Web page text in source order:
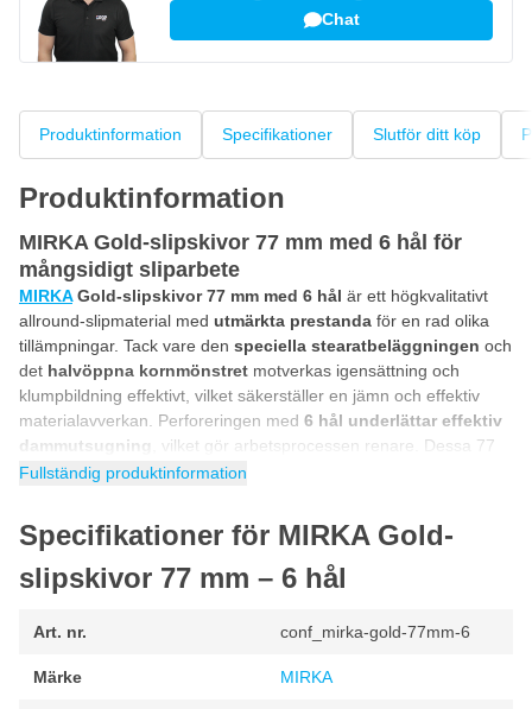
Chat
Produktinformation Specifikationer Slutför ditt köp
Produktinformation
MIRKA Gold-slipskivor 77 mm med 6 hål för
mångsidigt sliparbete
MIRKAGold-slipskivor 77 mm med 6 hål är ett högkvalitativt
allround-slipmaterial med utmärkta prestanda för en rad olika
tillämpningar. Tack vare den speciella stearatbeläggningen och
det halvöppna kornmönstret motverkas igensättning och
klumpbildning effektivt, vilket säkerställer en jämn och effektiv
materialavverkan. Perforeringen med 6 hål underlättar effektiv
dammutsugning
, vilket gör arbetsprocessen renare. Dessa 77
mm slipskivor är lämpliga för exempelvis trä, lack, plast och
Effektiv slipning av trä, lack, plast och metall
MIRKAs Gold-slipskivor 77 mm med 6 hål
slipning av trä, lack, plast och icke-järnmetaller
dammutsugningen optimerad
, vilket resulterar i mindre
igensättning och bättre sikt över arbetsytan. Tack vare den
Fullständig produktinformation
Specifikationer för MIRKA Gold-
slipskivor 77 mm – 6 hål
Art. nr. conf_mirka-gold-77mm-6
Märke MIRKA